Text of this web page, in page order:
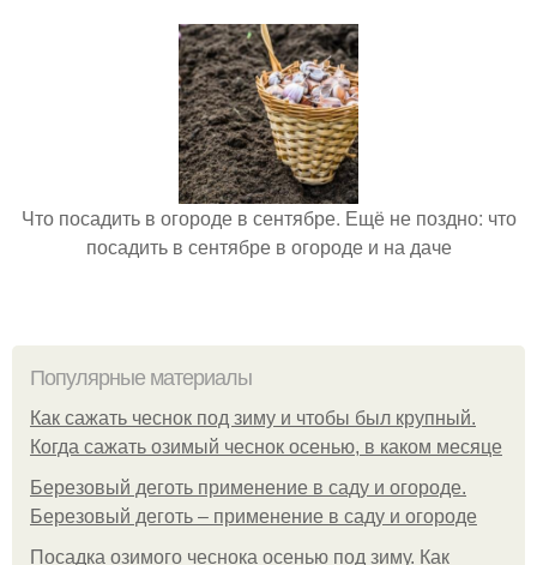
Что посадить в огороде в сентябре. Ещё не поздно: что
посадить в сентябре в огороде и на даче
Популярные материалы
Как сажать чеснок под зиму и чтобы был крупный.
Когда сажать озимый чеснок осенью, в каком месяце
Березовый деготь применение в саду и огороде.
Березовый деготь – применение в саду и огороде
Посадка озимого чеснока осенью под зиму. Как